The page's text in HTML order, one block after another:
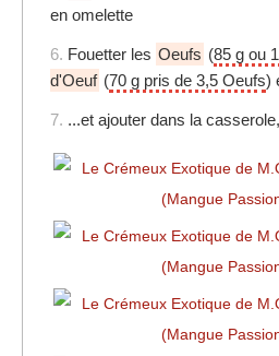
en omelette
6. Fouetter les Oeufs (85 g ou
d'Oeuf (70 g pris de 3,5 Oeufs)
7. ...et ajouter dans la casserole,